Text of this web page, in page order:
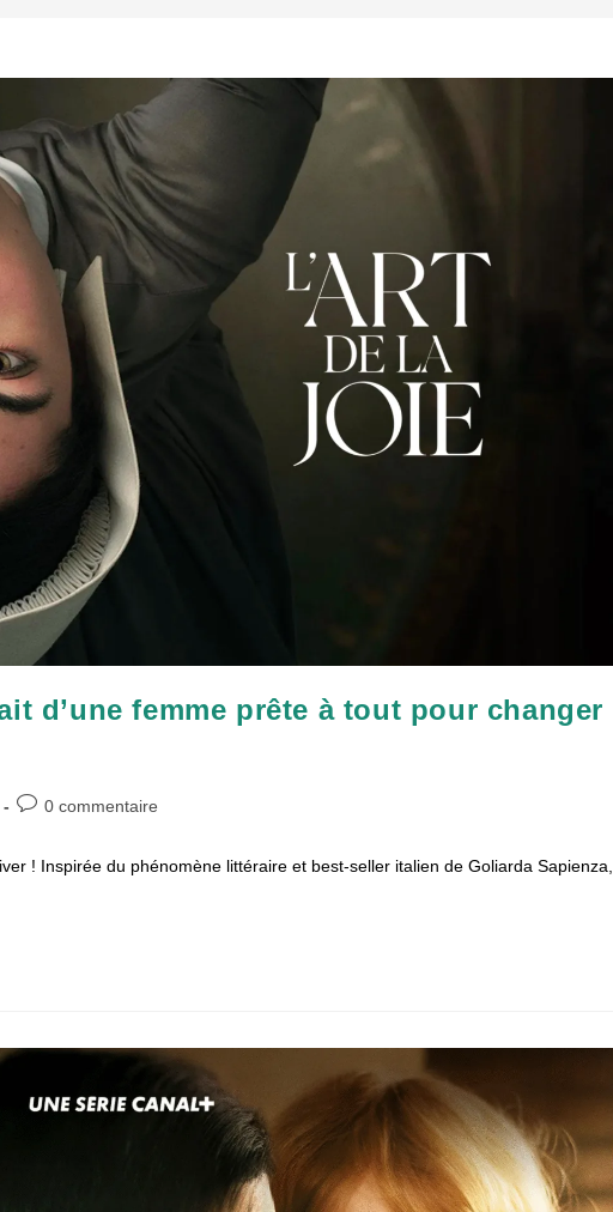
d’une femme prête à tout pour changer
Commentaires
publication :
0 commentaire
! Inspirée du phénomène littéraire et best-seller italien de Goliarda Sapienza,